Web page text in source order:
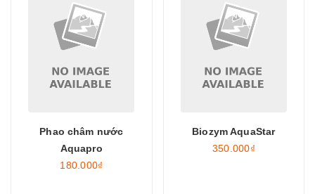
Phao châm nước
Aquapro
180.000₫
Biozym AquaStar
350.000₫